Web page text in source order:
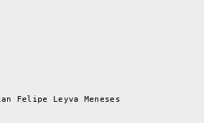
Felipe Leyva Meneses